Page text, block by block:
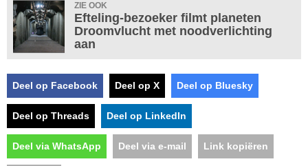
ZIE OOK
Efteling-bezoeker filmt planeten
Droomvlucht met noodverlichting
aan
Deel op Facebook Deel op X Deel op Bluesky
Deel op Threads Deel op LinkedIn
Deel via WhatsApp Deel via e-mail Link kopiëren